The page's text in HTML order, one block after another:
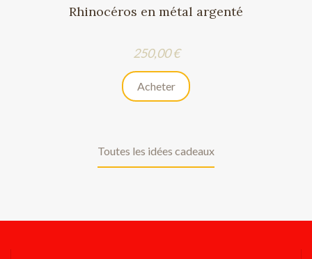
Rhinocéros en métal argenté
Prix
250,00 €
Acheter
Toutes les idées cadeaux